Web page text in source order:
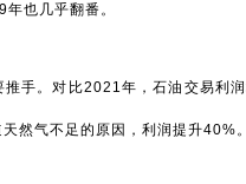
也几乎翻番。
手。对比2021年，石油交易利
然气不足的原因，利润提升40%。